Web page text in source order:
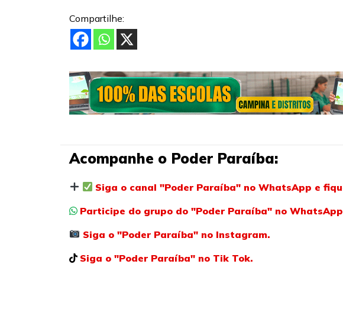
Compartilhe:
Acompanhe o Poder Paraíba:
Siga o canal "Poder Paraíba" no WhatsApp e
Participe do grupo do "Poder Paraíba" no
Siga o "Poder Paraíba" no Instagram.
Siga o "Poder Paraíba" no Tik Tok.